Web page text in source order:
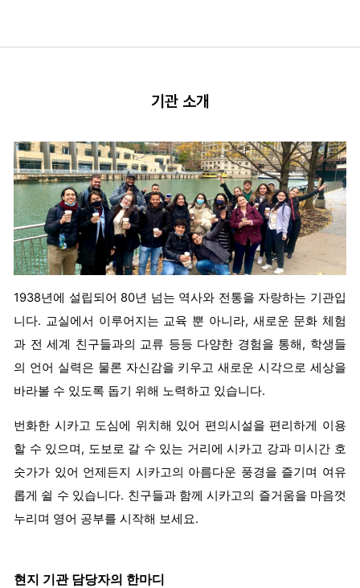
기관 소개
1938년에 설립되어 80년 넘는 역사와 전통을 자랑하는 기관입
니다. 교실에서 이루어지는 교육 뿐 아니라, 새로운 문화 체험
과 전 세계 친구들과의 교류 등등 다양한 경험을 통해, 학생들
의 언어 실력은 물론 자신감을 키우고 새로운 시각으로 세상을
바라볼 수 있도록 돕기 위해 노력하고 있습니다.
번화한 시카고 도심에 위치해 있어 편의시설을 편리하게 이용
할 수 있으며, 도보로 갈 수 있는 거리에 시카고 강과 미시간 호
숫가가 있어 언제든지 시카고의 아름다운 풍경을 즐기며 여유
롭게 쉴 수 있습니다. 친구들과 함께 시카고의 즐거움을 마음껏
누리며 영어 공부를 시작해 보세요.
현지 기관 담당자의 한마디